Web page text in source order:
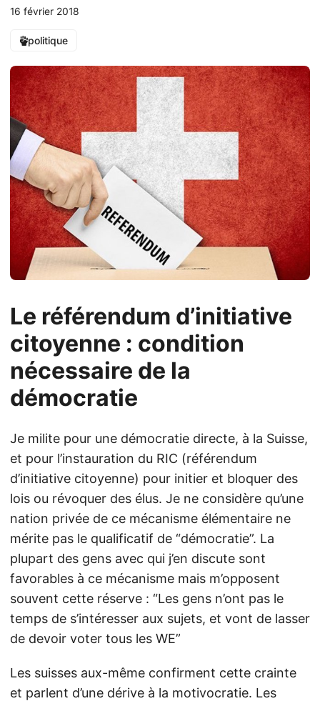
16 février 2018
politique
Le référendum d’initiative
citoyenne : condition
nécessaire de la
démocratie
Je milite pour une démocratie directe, à la Suisse,
et pour l’instauration du RIC (référendum
d’initiative citoyenne) pour initier et bloquer des
lois ou révoquer des élus. Je ne considère qu’une
nation privée de ce mécanisme élémentaire ne
mérite pas le qualificatif de “démocratie”. La
plupart des gens avec qui j’en discute sont
favorables à ce mécanisme mais m’opposent
souvent cette réserve : “Les gens n’ont pas le
temps de s’intéresser aux sujets, et vont de lasser
de devoir voter tous les WE”
Les suisses aux-même confirment cette crainte
et parlent d’une dérive à la motivocratie. Les